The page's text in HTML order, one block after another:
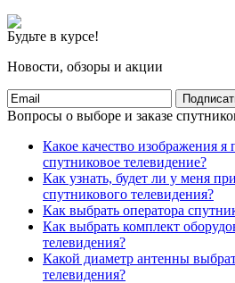
Будьте в курсе!
Новости, обзоры и акции
Вопросы о выборе и заказе
Какое качество изображения я
спутниковое телевидение?
Как узнать, будет ли у меня
спутникового телевидения?
Как выбрать оператора
Как выбрать комплект
телевидения?
Какой диаметр антенны
телевидения?